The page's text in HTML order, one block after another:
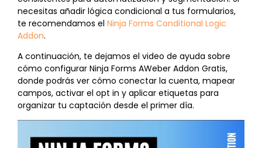
necesitas añadir lógica condicional a tus formularios,
te recomendamos el Ninja Forms Conditional Logic
Addon.
A continuación, te dejamos el video de ayuda sobre
cómo configurar Ninja Forms AWeber Addon Gratis,
donde podrás ver cómo conectar la cuenta, mapear
campos, activar el opt in y aplicar etiquetas para
organizar tu captación desde el primer día.